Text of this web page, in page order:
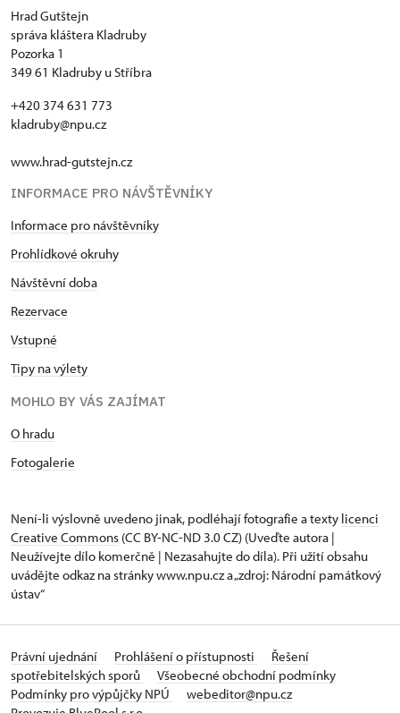
Hrad Gutštejn
správa kláštera Kladruby
Pozorka 1
349 61 Kladruby u Stříbra
+420 374 631 773
kladruby@npu.cz
www.hrad-gutstejn.cz
INFORMACE PRO NÁVŠTĚVNÍKY
Informace pro návštěvníky
Prohlídkové okruhy
Návštěvní doba
Rezervace
Vstupné
Tipy na výlety
MOHLO BY VÁS ZAJÍMAT
O hradu
Fotogalerie
Není-li výslovně uvedeno jinak, podléhají fotografie a texty licenci
Creative Commons (CC BY-NC-ND 3.0 CZ) (Uveďte autora |
Neužívejte dílo komerčně | Nezasahujte do díla). Při užití obsahu
uvádějte odkaz na stránky www.npu.cz a „zdroj: Národní památkový
ústav“
Právní ujednání Prohlášení o přístupnosti
Řešení
spotřebitelských sporů
Všeobecné obchodní podmínky
Podmínky pro výpůjčky NPÚ
webeditor@npu.cz